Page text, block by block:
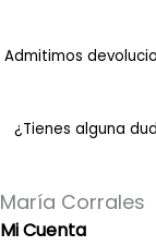
Admitimos
¿Tienes alguna
María Corrales
Mi Cuenta